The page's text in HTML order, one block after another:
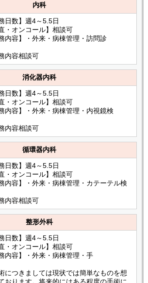
内科
務日数】週4～5.5日
直・オンコール】相談可
務内容】・外来・病棟管理・訪問診
内容相談可
消化器内科
務日数】週4～5.5日
直・オンコール】相談可
務内容】・外来・病棟管理・内視鏡検
内容相談可
循環器内科
務日数】週4～5.5日
直・オンコール】相談可
務内容】・外来・病棟管理・カテーテル検
内容相談可
整形外科
務日数】週4～5.5日
直・オンコール】相談可
務内容】・外来・病棟管理・手
につきましては現状では簡単なものを想